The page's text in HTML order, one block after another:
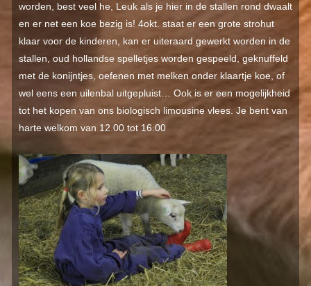
worden, best veel he, Leuk als je hier in de stallen rond dwaalt
en er net een koe bezig is! 4okt. staat er een grote strohut
klaar voor de kinderen, kan er uiteraard gewerkt worden in de
stallen, oud hollandse spelletjes worden gespeeld, geknuffeld
met de konijntjes, oefenen met melken onder klaartje koe, of
wel eens een uilenbal uitgepluist… Ook is er een mogelijkheid
tot het kopen van ons biologisch limousine vlees. Je bent van
harte welkom van 12.00 tot 16.00